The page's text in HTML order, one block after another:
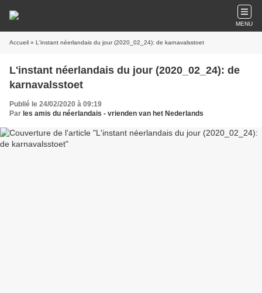
MENU
Accueil » L'instant néerlandais du jour (2020_02_24): de karnavalsstoet
L'instant néerlandais du jour (2020_02_24): de
karnavalsstoet
Publié le 24/02/2020 à 09:19
Par les amis du néerlandais - vrienden van het Nederlands